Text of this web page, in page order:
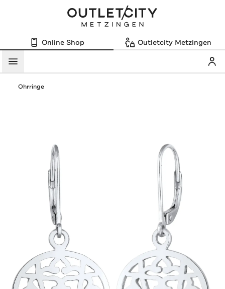
Online Shop Outletcity Metzingen
Menü
Ohrringe